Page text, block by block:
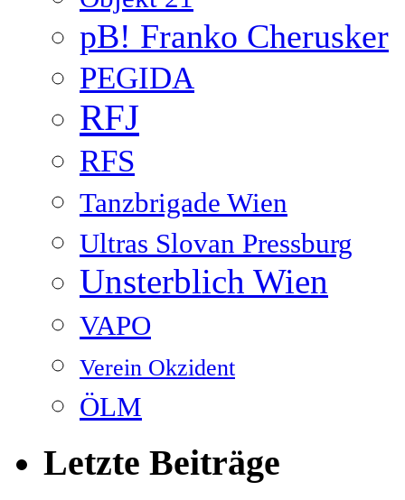
pB! Franko Cherusker
PEGIDA
RFJ
RFS
Tanzbrigade Wien
Ultras Slovan Pressburg
Unsterblich Wien
VAPO
Verein Okzident
ÖLM
Letzte Beiträge